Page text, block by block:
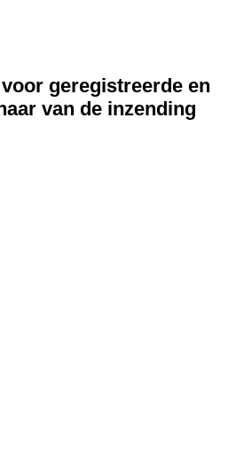
geregistreerde en
van de inzending